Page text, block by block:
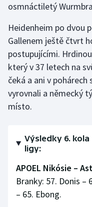
Sportovní střelba
Stolní tenis
Triatlon
Veslování
Vodní slalom
Volejbal
osmnáctiletý
Heidenheim po dvou
Gallenem ještě čtvrt
postupujícími.
který v 37 letech na
čeká a ani v
vyrovnali a německý
místo.
Výsledky 6.
ligy:
APOEL Nikósie –
Branky: 57. Donis –
– 65. Ebong.